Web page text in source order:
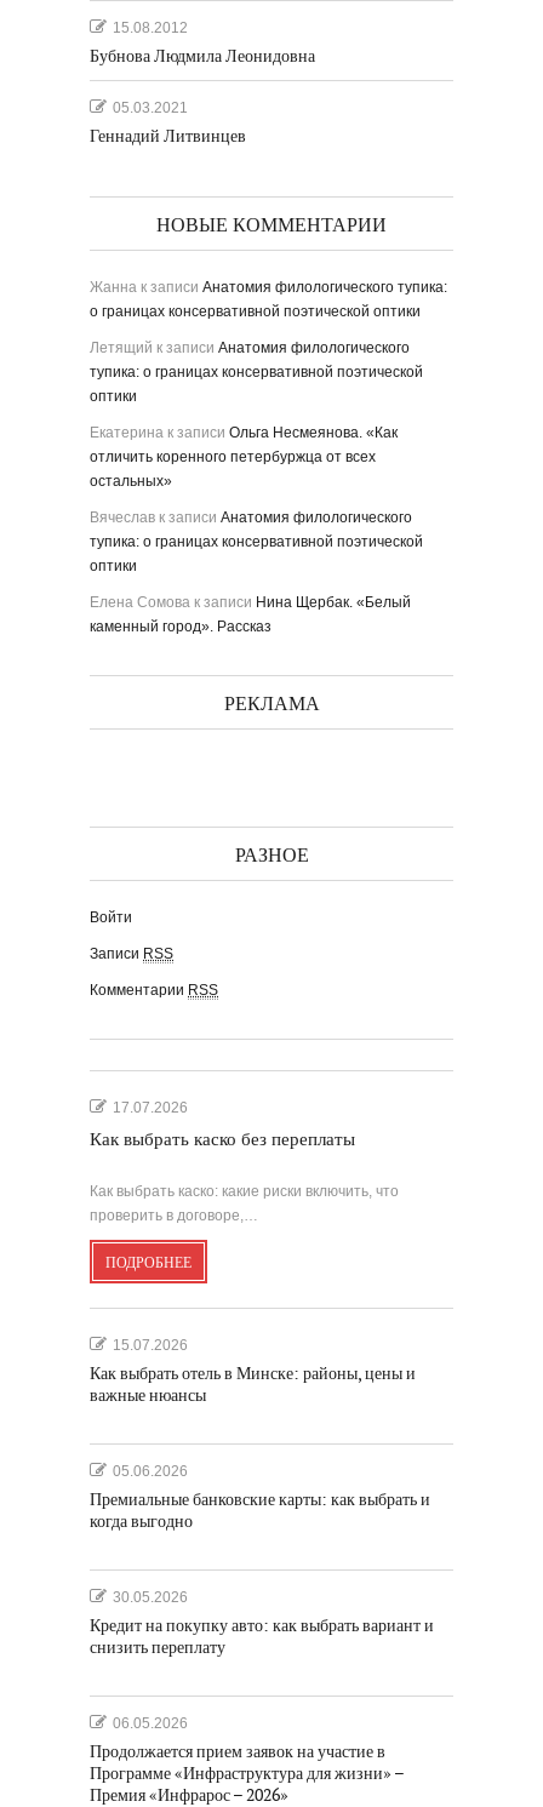
15.08.2012
Бубнова Людмила Леонидовна
05.03.2021
Геннадий Литвинцев
НОВЫЕ КОММЕНТАРИИ
Жанна к записи Анатомия филологического тупика:
о границах консервативной поэтической оптики
Летящий к записи Анатомия филологического
тупика: о границах консервативной поэтической
оптики
Екатерина к записи Ольга Несмеянова. «Как
отличить коренного петербуржца от всех
остальных»
Вячеслав к записи Анатомия филологического
тупика: о границах консервативной поэтической
оптики
Елена Сомова к записи Нина Щербак. «Белый
каменный город». Рассказ
РЕКЛАМА
РАЗНОЕ
Войти
Записи RSS
Комментарии RSS
17.07.2026
Как выбрать каско без переплаты
Как выбрать каско: какие риски включить, что
проверить в договоре,…
ПОДРОБНЕЕ
15.07.2026
Как выбрать отель в Минске: районы, цены и
важные нюансы
05.06.2026
Премиальные банковские карты: как выбрать и
когда выгодно
30.05.2026
Кредит на покупку авто: как выбрать вариант и
снизить переплату
06.05.2026
Продолжается прием заявок на участие в
Программе «Инфраструктура для жизни» –
Премия «Инфрарос – 2026»